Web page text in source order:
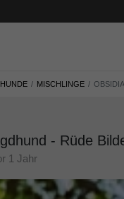
HUNDE MISCHLINGE
- Rüde
1 Jahr